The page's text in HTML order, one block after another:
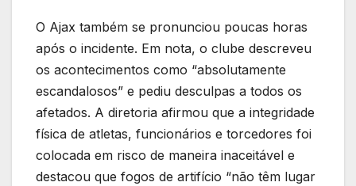
O Ajax também se pronunciou poucas horas
após o incidente. Em nota, o clube descreveu
os acontecimentos como “absolutamente
escandalosos” e pediu desculpas a todos os
afetados. A diretoria afirmou que a integridade
física de atletas, funcionários e torcedores foi
colocada em risco de maneira inaceitável e
destacou que fogos de artifício “não têm lugar